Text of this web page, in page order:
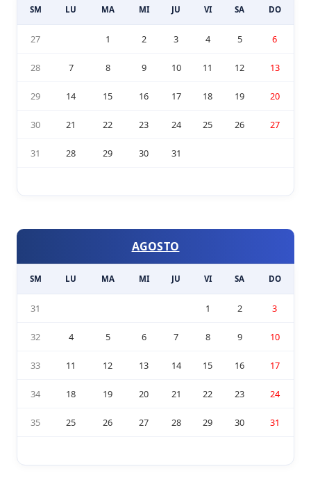
SM LU MA MI JU VI SA DO
27 1 2 3 4 5 6
28 7 8 9 10 11 12 13
29 14 15 16 17 18 19 20
30 21 22 23 24 25 26 27
31 28 29 30 31
AGOSTO
SM LU MA MI JU VI SA DO
31 1 2 3
32 4 5 6 7 8 9 10
33 11 12 13 14 15 16 17
34 18 19 20 21 22 23 24
35 25 26 27 28 29 30 31